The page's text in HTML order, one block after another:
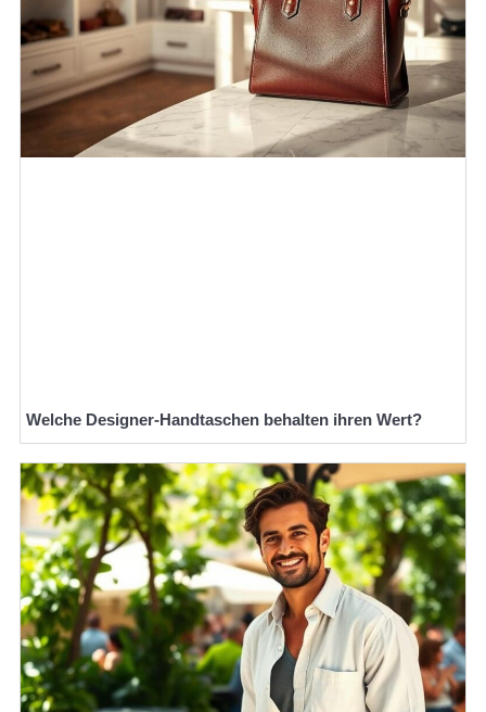
Welche Designer-Handtaschen behalten ihren Wert?